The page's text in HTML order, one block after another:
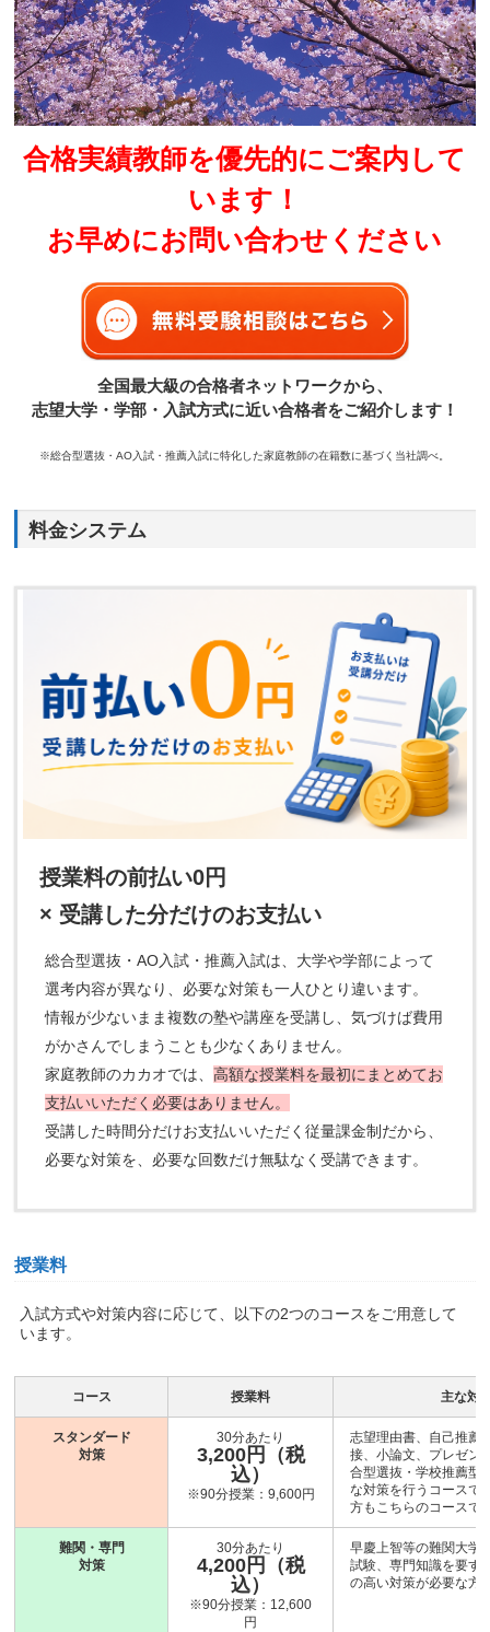
合格実績教師を優先的にご案内して
います！
お早めにお問い合わせください
全国最大級の合格者ネットワークから、
志望大学・学部・入試方式に近い合格者をご紹介します！
※総合型選抜・AO入試・推薦入試に特化した家庭教師の在籍数に基づく当社調べ。
料金システム
授業料の前払い0円
× 受講した分だけのお支払い
総合型選抜・AO入試・推薦入試は、大学や学部によって
選考内容が異なり、必要な対策も一人ひとり違います。
情報が少ないまま複数の塾や講座を受講し、気づけば費用
がかさんでしまうことも少なくありません。
家庭教師のカカオでは、高額な授業料を最初にまとめてお
支払いいただく必要はありません。
受講した時間分だけお支払いいただく従量課金制だから、
必要な対策を、必要な回数だけ無駄なく受講できます。
授業料
入試方式や対策内容に応じて、以下の2つのコースをご用意して
います。
コース 授業料 主な対
スタンダード
対策
30分あたり
3,200円（税
込）
※90分授業：9,600円
志望理由書、自己推薦
接、小論文、プレゼン
合型選抜・学校推薦型
な対策を行うコースで
方もこちらのコースで
難関・専門
対策
30分あたり
4,200円（税
込）
※90分授業：12,600
円
早慶上智等の難関大学
試験、専門知識を要す
の高い対策が必要な方